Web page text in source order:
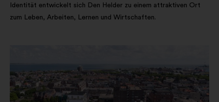
Identität entwickelt sich Den Helder zu einem attraktiven Ort
zum Leben, Arbeiten, Lernen und Wirtschaften.